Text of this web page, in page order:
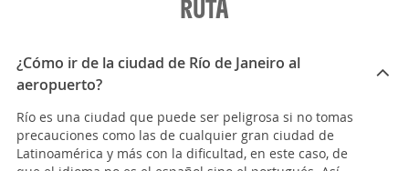
RUTA
¿Cómo ir de la ciudad de Río de Janeiro al
aeropuerto?
Río es una ciudad que puede ser peligrosa si no tomas
precauciones como las de cualquier gran ciudad de
Latinoamérica y más con la dificultad, en este caso, de